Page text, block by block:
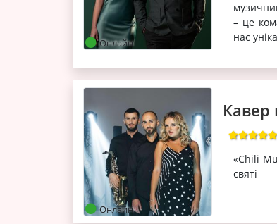
Онлайн
– це
нас
Онлайн
Кавер
«Chili
святі